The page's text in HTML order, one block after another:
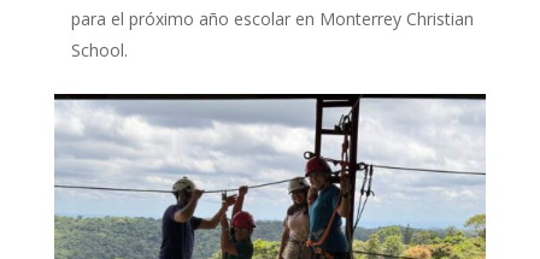
para el próximo año escolar en Monterrey Christian
School.